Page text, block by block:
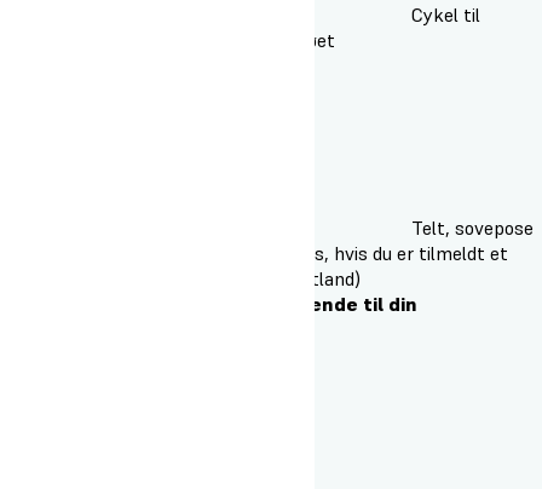
Cykel til
transport på skole og i nærmiljøet
Telt, sovepose
og liggeunderlag (skal kun bruges, hvis du er tilmeldt et
ophold i foråret og skal på Heartland)
Du skal desuden medbringe følgende til din